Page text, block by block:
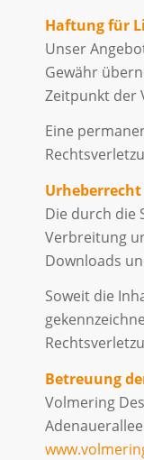
Haftung für
Unser
Gewähr
Zeitpunkt der
Eine
Urheberrecht
Die durch die
Verbreitung
Downloads
Soweit die
Betreuung
Volmering
Adenauerallee